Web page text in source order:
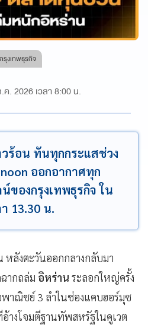
กรุงเทพธุรกิจ
ค. 2026 เวลา 8:00 น.
ร้อน ทันทุกกระแสช่วง
ออกอากาศทุก
องกรุงเทพธุรกิจ ใน
13.30 น.
ลังตะวันออกกลางกลับมา
ากถล่ม อิหร่าน ระลอกใหญ่ครั้ง
าณิชย์ 3 ลำในช่องแคบฮอร์มุซ
างโจมตีฐานทัพสหรัฐในคูเวต